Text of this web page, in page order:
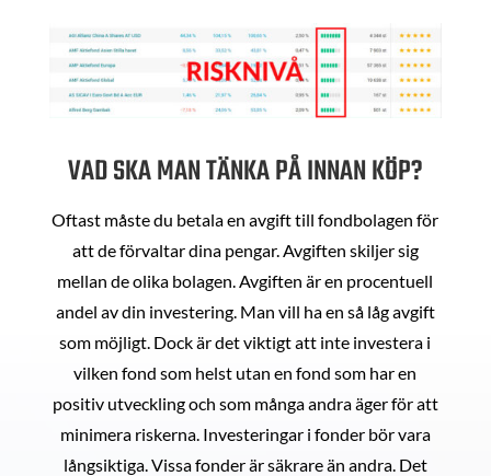
VAD SKA MAN TÄNKA PÅ INNAN KÖP?
Oftast måste du betala en avgift till fondbolagen för
att de förvaltar dina pengar. Avgiften skiljer sig
mellan de olika bolagen. Avgiften är en procentuell
andel av din investering. Man vill ha en så låg avgift
som möjligt. Dock är det viktigt att inte investera i
vilken fond som helst utan en fond som har en
positiv utveckling och som många andra äger för att
minimera riskerna. Investeringar i fonder bör vara
långsiktiga. Vissa fonder är säkrare än andra. Det